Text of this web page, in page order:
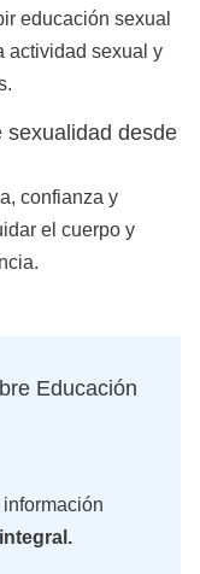
educación sexual
actividad sexual y
sexualidad desde
confianza y
el cuerpo y
Educación